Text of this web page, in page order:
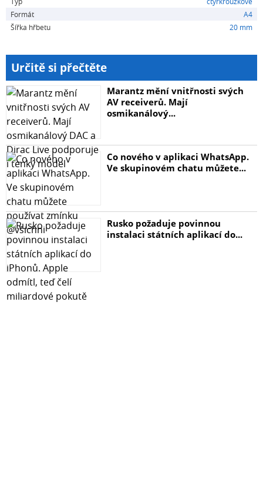
Formát
A4
Šířka hřbetu
20 mm
Určitě si přečtěte
Marantz mění vnitřnosti svých
AV receiverů. Mají
osmikanálový...
Co nového v aplikaci WhatsApp.
Ve skupinovém chatu můžete...
Rusko požaduje povinnou
instalaci státních aplikací do...